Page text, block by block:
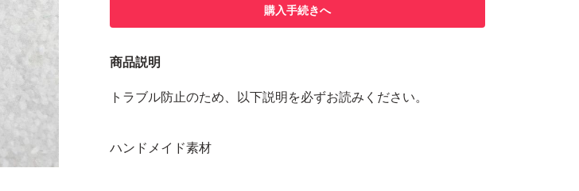
購入手続きへ
商品説明
トラブル防止のため、以下説明を必ずお読みください。
ハンドメイド素材